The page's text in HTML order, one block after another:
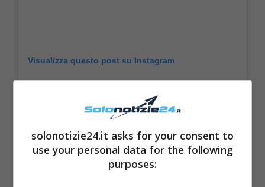
Visualizza questo post su Instagram
solonotizie24.it asks for your consent to
use your personal data for the following
purposes: